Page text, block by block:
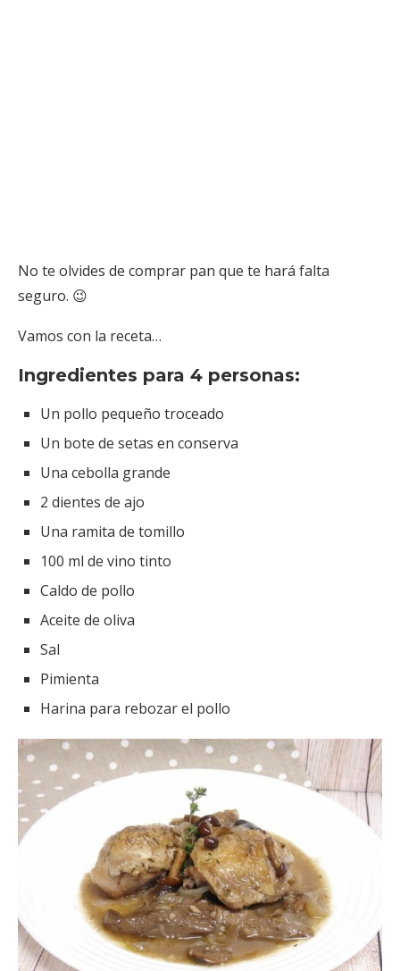
No te olvides de comprar pan que te hará falta
seguro. 😉
Vamos con la receta…
Ingredientes para 4 personas:
Un pollo pequeño troceado
Un bote de setas en conserva
Una cebolla grande
2 dientes de ajo
Una ramita de tomillo
100 ml de vino tinto
Caldo de pollo
Aceite de oliva
Sal
Pimienta
Harina para rebozar el pollo